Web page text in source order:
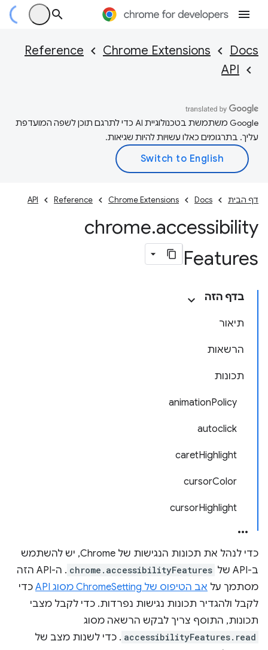
Docs
Chrome Extensions
Reference
API
‫Google משתמשת בטכנולוגיית AI כדי לתרגם תוכן לשפה המועדפת
עליך. בתרגומים כאלו עשויות להיות שגיאות.
דף הבית Docs
Chrome Extensions
Reference
API
chrome.accessibility
Features
בדף הזה
תיאור
הרשאות
תכונות
animationPolicy
autoclick
caretHighlight
cursorColor
cursorHighlight
כדי לנהל את תכונות הנגישות של Chrome, יש להשתמש
ב-API של
chrome.accessibilityFeatures
. ה-API הזה
מסתמך על אב הטיפוס של ChromeSetting מסוג API
כדי
לקבל ולהגדיר תכונות נגישות נפרדות. כדי לקבל מצבי
תכונות, התוסף צריך לבקש הרשאה מסוג
accessibilityFeatures.read . כדי לשנות מצב של